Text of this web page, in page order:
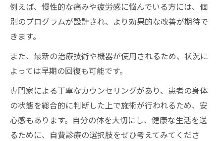
例えば、慢性的な痛みや疲労感に悩んでいる方には、個
別のプログラムが設計され、より効果的な改善が期待で
きます。
また、最新の治療技術や機器が使用されるため、状況に
よっては早期の回復も可能です。
専門家による丁寧なカウンセリングがあり、患者の身体
の状態を総合的に判断した上で施術が行われるため、安
心感もあります。自分の体を大切にし、健康な生活を送
るために、自費診療の選択肢をぜひ考えてみてくださ